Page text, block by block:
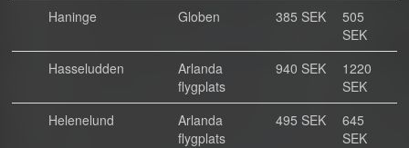
Haninge
Globen 385 SEK
505
SEK
Hasseludden
Arlanda
flygplats
940 SEK
1220
SEK
Helenelund
Arlanda
flygplats
495 SEK
645
SEK